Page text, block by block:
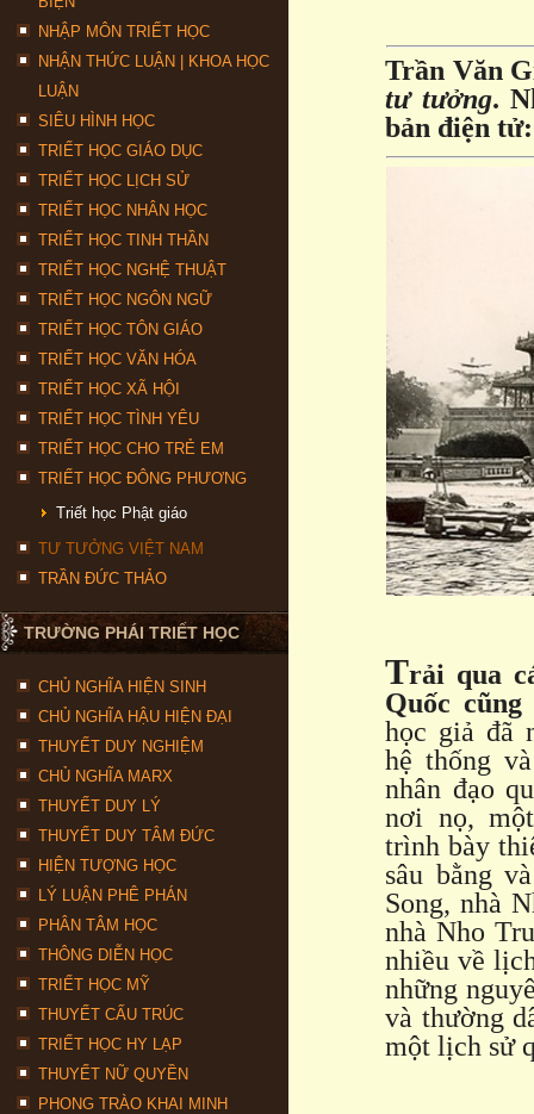
NHẬP MÔN TRIẾT HỌC
NHẬN THỨC LUẬN | KHOA HỌC
LUẬN
SIÊU HÌNH HỌC
TRIẾT HỌC GIÁO DỤC
TRIẾT HỌC LỊCH SỬ
TRIẾT HỌC NHÂN HỌC
TRIẾT HỌC TINH THẦN
TRIẾT HỌC NGHỆ THUẬT
TRIẾT HỌC NGÔN NGỮ
TRIẾT HỌC TÔN GIÁO
TRIẾT HỌC VĂN HÓA
TRIẾT HỌC XÃ HỘI
TRIẾT HỌC TÌNH YÊU
TRIẾT HỌC CHO TRẺ EM
TRIẾT HỌC ĐÔNG PHƯƠNG
Triết học Phật giáo
TƯ TƯỞNG VIỆT NAM
TRẦN ĐỨC THẢO
TRƯỜNG PHÁI TRIẾT HỌC
CHỦ NGHĨA HIỆN SINH
CHỦ NGHĨA HẬU HIỆN ĐẠI
THUYẾT DUY NGHIỆM
CHỦ NGHĨA MARX
THUYẾT DUY LÝ
THUYẾT DUY TÂM ĐỨC
HIỆN TƯỢNG HỌC
LÝ LUẬN PHÊ PHÁN
PHÂN TÂM HỌC
THÔNG DIỄN HỌC
TRIẾT HỌC MỸ
THUYẾT CẤU TRÚC
TRIẾT HỌC HY LẠP
THUYẾT NỮ QUYỀN
PHONG TRÀO KHAI MINH
Trần Văn
tư tưởng.
bản điện
Trải qua
Quốc
học giả đã
hệ thống
nhân đạo
nơi nọ,
trình bày
sâu bằng
Song, nhà
nhà Nho
nhiều về
những
và thường
một lịch sử